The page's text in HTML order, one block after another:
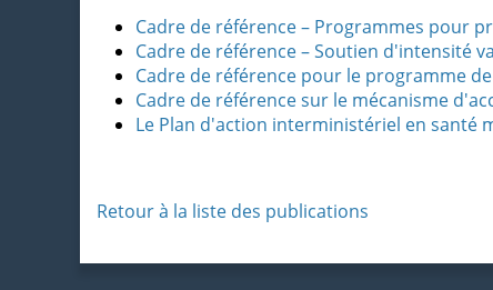
Cadre de référence – Programmes pour
Cadre de référence – Soutien d'intensité
Cadre de référence pour le programme
Cadre de référence sur le mécanisme
Le Plan d'action interministériel en santé
Retour à la liste des publications